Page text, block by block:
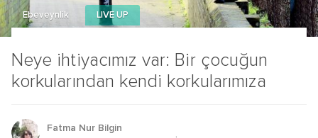
Neye ihtiyacımız var: Bir çocuğun
korkularından kendi korkularımıza
Ebeveynlik LIVE UP
Fatma Nur Bilgin